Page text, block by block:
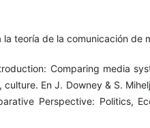
teoría de la comunicación de
Comparing media
En J. Downey & S.
Perspective: Politics,